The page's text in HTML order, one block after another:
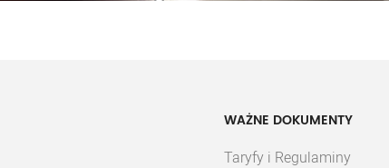
WAŻNE DOKUMENTY
Taryfy i Regulaminy